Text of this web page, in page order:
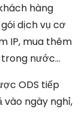
hàng
dịch vụ cơ
IP, mua thêm
nước…
ODS tiếp
vào ngày nghỉ,